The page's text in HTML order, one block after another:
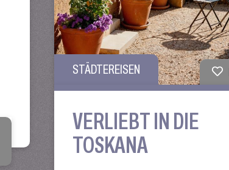
STÄDTEREISEN
VERLIEBT IN DIE
TOSKANA